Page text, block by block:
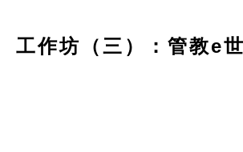
工作坊（三）：管教e